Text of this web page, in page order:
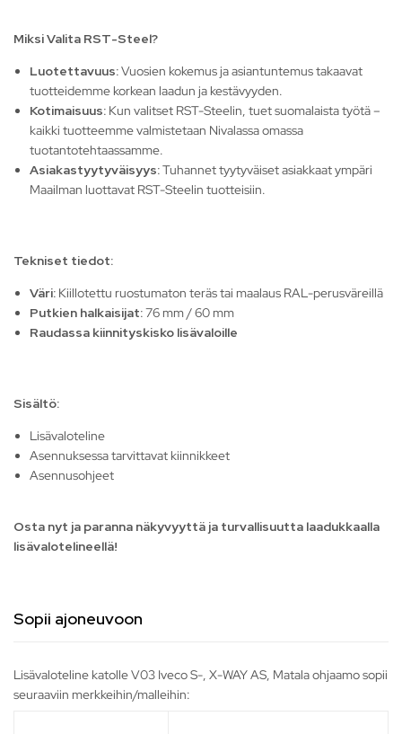
Miksi Valita RST-Steel?
Luotettavuus:Vuosien kokemus ja asiantuntemus takaavat
tuotteidemme korkean laadun ja kestävyyden.
Kotimaisuus: Kun valitset RST-Steelin, tuet suomalaista työtä –
kaikki tuotteemme valmistetaan Nivalassa omassa
tuotantotehtaassamme.
Asiakastyytyväisyys:Tuhannet tyytyväiset asiakkaat ympäri
Maailman luottavat RST-Steelin tuotteisiin.
Tekniset tiedot:
Väri: Kiillotettu ruostumaton teräs tai maalaus RAL-perusväreillä
Putkien halkaisijat:76 mm / 60 mm
Raudassa kiinnityskisko lisävaloille
Sisältö:
Lisävaloteline
Asennuksessa tarvittavat kiinnikkeet
Asennusohjeet
Osta nyt ja paranna näkyvyyttä ja turvallisuutta laadukkaalla
lisävalotelineellä!
Sopii ajoneuvoon
Lisävaloteline katolle V03 Iveco S-, X-WAY AS, Matala ohjaamo sopii
seuraaviin merkkeihin/malleihin: